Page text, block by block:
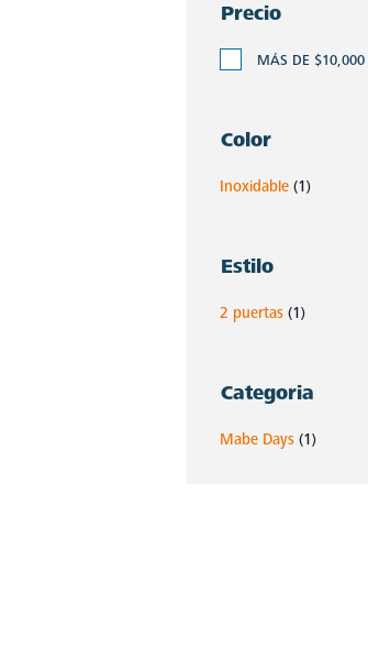
Precio
MÁS DE $10,000
Color
Inoxidable (1)
Estilo
2 puertas (1)
Categoria
Mabe Days (1)